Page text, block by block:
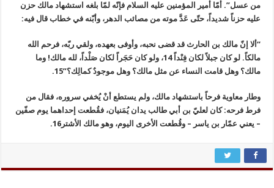
من عسل”. أمّا أمير المؤمنين عليه السلام فإنّه لمّا بلغه استشهاد مالك حزن
عليه حزناً شديداً، حتّى عَدَّ موته من مصائب الدهر، وأبّنه في خطاب قال فيه:
“ألا إنّ مالك بن الحارث قد قضى نحبه، وأوفى بعهده، ولقي ربّه، فرحم الله
مالكاً. لو كان جبلاً لكان فِنْداً 14، ولو كان حَجَراً لكان صَلْداً، لله مالك! وما
مالك؟ وهل قامت النساء عن مثل مالك؟ وهل موجودٌ كمالِك؟”15.
وطار معاوية فرحاً باستشهاد مالك، ولم يستطع أنْ يُخفي سروره، فقال من
فرط فرحه: كان لعليّ بن أبي طالب يدان يُمَنيان، فقُطعت إحداهما يوم صفّين
– يعني عمّار بن ياسر – وقُطعت الأخرى اليوم، وهو مالك الأشتر16.